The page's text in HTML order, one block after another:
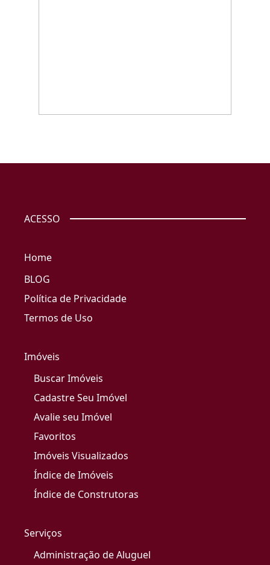
ACESSO
Home
BLOG
Política de Privacidade
Termos de Uso
Imóveis
Buscar Imóveis
Cadastre Seu Imóvel
Avalie seu Imóvel
Favoritos
Imóveis Visualizados
Índice de Imóveis
Índice de Construtoras
Serviços
Administração de Aluguel